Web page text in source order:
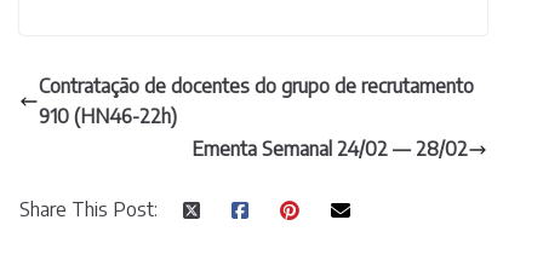
Contratação de docentes do grupo de recrutamento
910 (HN46-22h)
Ementa Semanal 24/02 — 28/02
Share This Post: